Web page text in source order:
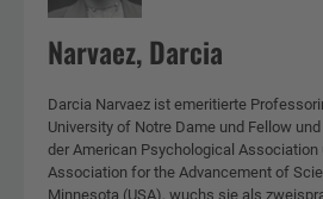
Narvaez, Darcia
Darcia Narvaez ist emeritierte
University of Notre Dame und Fellow
der American Psychological Association
Association for the Advancement of
Minnesota (USA), wuchs sie als